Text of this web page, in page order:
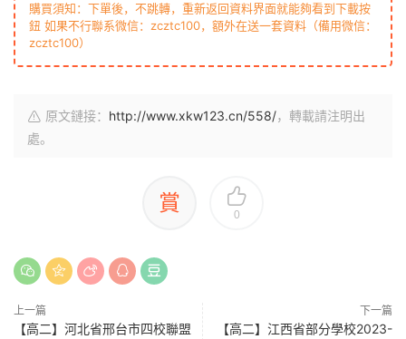
購買須知：下單後，不跳轉，重新返回資料界面就能夠看到下載按
鈕 如果不行聯系微信：zcztc100，額外在送一套資料（備用微信：
zcztc100）
原文鏈接： http://www.xkw123.cn/558/，轉載請注明出
處。
賞 0
上一篇
【高二】河北省邢台市四校聯盟
下一篇
【高二】江西省部分學校2023-